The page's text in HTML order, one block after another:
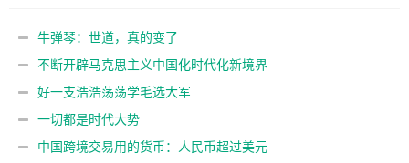
牛弹琴：世道，真的变了
不断开辟马克思主义中国化时代化新境界
好一支浩浩荡荡学毛选大军
一切都是时代大势
中国跨境交易用的货币：人民币超过美元